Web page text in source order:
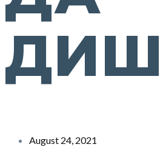
August 24, 2021